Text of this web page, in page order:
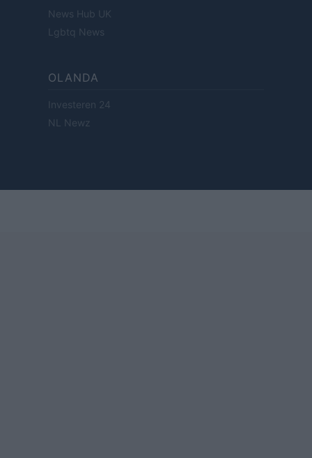
News Hub UK
Lgbtq News
OLANDA
Investeren 24
NL Newz